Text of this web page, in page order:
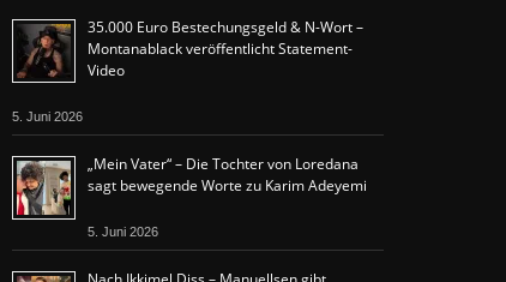
35.000 Euro Bestechungsgeld & N-Wort –
Montanablack veröffentlicht Statement-
Video
5. Juni 2026
„Mein Vater“ – Die Tochter von Loredana
sagt bewegende Worte zu Karim Adeyemi
5. Juni 2026